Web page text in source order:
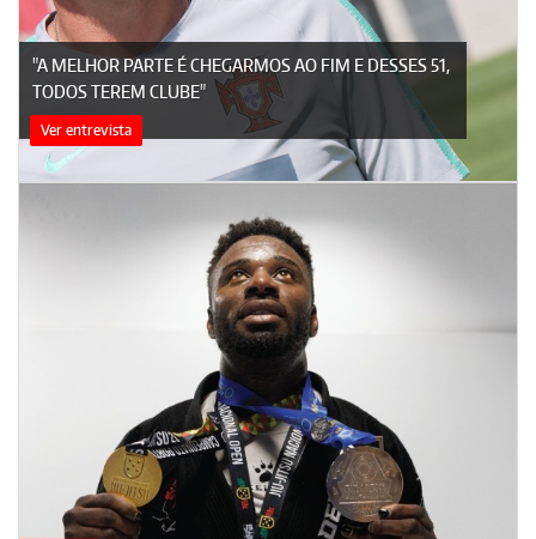
"A MELHOR PARTE É CHEGARMOS AO FIM E DESSES 51,
TODOS TEREM CLUBE"
Ver entrevista